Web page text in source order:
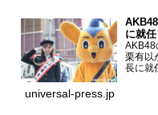
に就任
AKB48
栗有以
長に就
での
universal-press.jp